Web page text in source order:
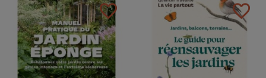
favorite_border favorite_border